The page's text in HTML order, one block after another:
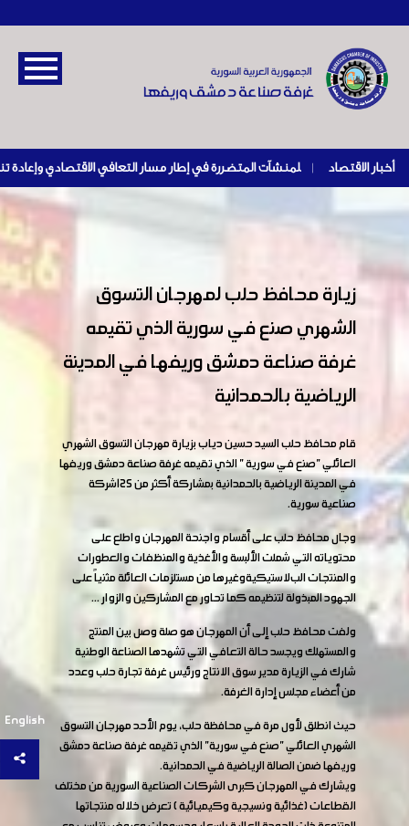
أخبار الاقتصاد |
English
زيارة محافظ حلب لمهرجان التسوق
الشهري صنع في سورية الذي تقيمه
غرفة صناعة دمشق وريفها في المدينة
الرياضية بالحمدانية
قام محافظ حلب السيد حسين دياب بزيارة مهرجان التسوق الشهري
العائلي "صنع في سورية " الذي تقيمه غرفة صناعة دمشق وريفها
في المدينة الرياضية بالحمدانية بمشاركة أكثر من 125شركة
صناعية سورية.
وجال محافظ حلب على أقسام واجنحة المهرجان واطلع على
محتوياته التي شملت الألبسة والأغذية والمنظفات والعطورات
والمنتجات البﻻستيكيةوغيرها من مستلزمات العائلة مثنياً على
الجهود المبذولة لتنظيمه كما تحاور مع المشاركين والزوار ...
ولفت محافظ حلب إلى أن المهرجان هو صلة وصل بين المنتج
والمستهلك ويجسد حالة التعافي التي تشهدها الصناعة الوطنية
شارك في الزيارة مدير سوق الانتاج ورئيس غرفة تجارة حلب وعدد
من أعضاء مجلس إدارة الغرفة.
حيث انطلق لأول مرة في محافظة حلب، يوم الأحد مهرجان التسوق
الشهري العائلي "صنع في سورية" الذي تقيمه غرفة صناعة دمشق
وريفها ضمن الصالة الرياضية في الحمدانية.
ويشارك في المهرجان كبرى الشركات الصناعية السورية من مختلف
القطاعات (غذائية ونسيجية وكيميائية ) تعرض خلاله منتجاتها